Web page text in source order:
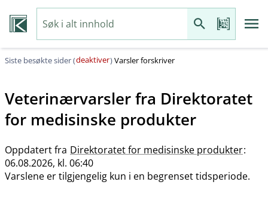
Siste besøkte sider (deaktiver)Varsler forskriver
Veterinærvarsler fra Direktoratet
for medisinske produkter
Oppdatert fra Direktoratet for medisinske produkter:
06.08.2026, kl. 06:40
Varslene er tilgjengelig kun i en begrenset tidsperiode.